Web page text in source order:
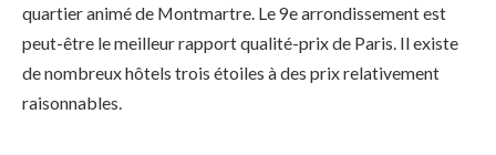
quartier animé de Montmartre. Le 9e arrondissement est
peut-être le meilleur rapport qualité-prix de Paris. Il existe
de nombreux hôtels trois étoiles à des prix relativement
raisonnables.